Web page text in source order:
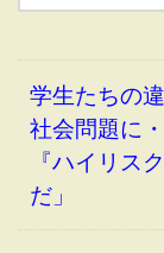
学生たちの
社会問題に
『ハイリス
だ」